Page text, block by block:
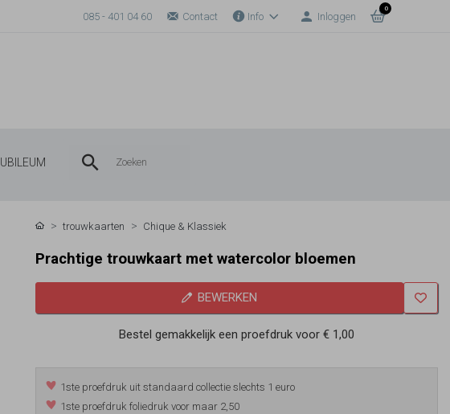
085 - 401 04 60 Contact Info Inloggen
0
trouwkaarten Chique & Klassiek
Prachtige trouwkaart met watercolor bloemen
BEWERKEN
Bestel gemakkelijk een proefdruk voor€ 1,00
1ste proefdruk uit standaard collectie slechts 1 euro
1ste proefdruk foliedruk voor maar 2,50